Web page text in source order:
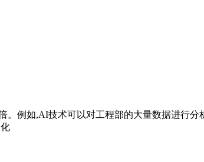
。例如,AI技术可以对工程部的大量数据进行